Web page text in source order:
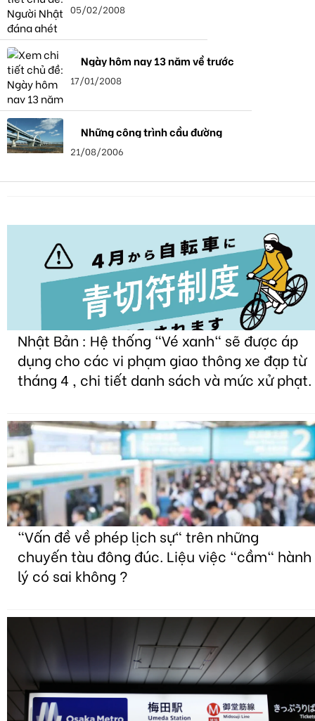
05/02/2008
Ngày hôm nay 13 năm về trước
17/01/2008
Những công trình cầu đường
21/08/2006
Nhật Bản : Hệ thống "Vé xanh" sẽ được áp
dụng cho các vi phạm giao thông xe đạp từ
tháng 4 , chi tiết danh sách và mức xử phạt.
"Vấn đề về phép lịch sự" trên những
chuyến tàu đông đúc. Liệu việc "cầm" hành
lý có sai không ?